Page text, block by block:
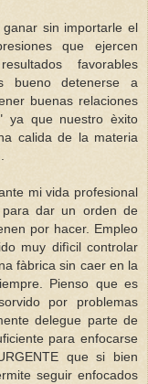
sin importarle el
que ejercen
favorables
bueno detenerse a
buenas relaciones
ya que nuestro èxito
calida de la materia
mi vida profesional
dar un orden de
por hacer. Empleo
muy difìcil controlar
fàbrica sin caer en la
Pienso que es
por problemas
delegue parte de
para enfocarse
que si bien
seguir enfocados